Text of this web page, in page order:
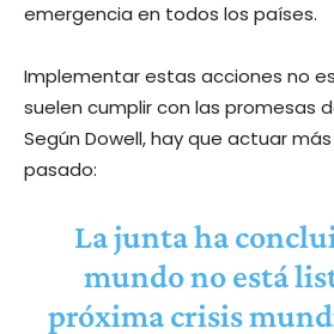
emergencia en todos los países.
Implementar estas acciones no
suelen cumplir con las promesas
Según Dowell, hay que actuar
pasado:
La junta ha
mundo no está
próxima crisis